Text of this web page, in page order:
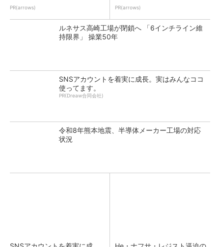
PR(arrows) PR(arrows)
ルネサス高崎工場が閉鎖へ 「6インチライン維
持限界」 操業50年
SNSアカウントを着実に成長。実はみんなココ
使ってます。
PR(Dreaw合同会社)
令和8年熊本地震、半導体メーカー工場の対応
状況